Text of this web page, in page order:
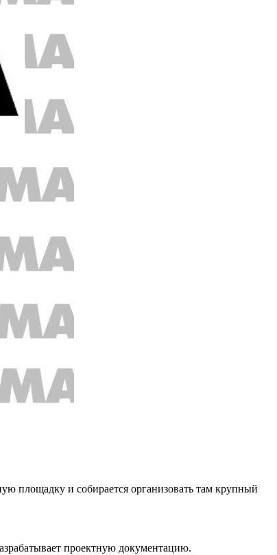
площадку и собирается организовать там крупный
проектную документацию.